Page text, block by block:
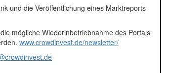
samt Aufstockung des Bestandobjekts.
Ebenfalls wird ein Lift errichtet und es
und die Bauarbeiten sind bereits zu 60%
und die Veröffentlichung eines Marktreports
mögliche Wiederinbetriebnahme des Portals
www.crowdinvest.de/newsletter/